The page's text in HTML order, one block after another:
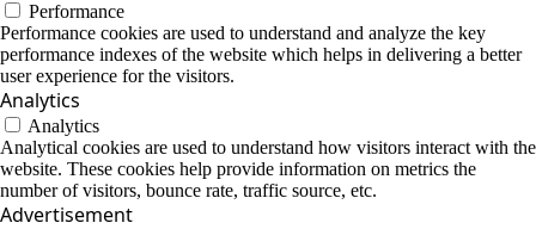
Performance
Performance cookies are used to understand and analyze the key
performance indexes of the website which helps in delivering a better
user experience for the visitors.
Analytics
Analytics
Analytical cookies are used to understand how visitors interact with the
website. These cookies help provide information on metrics the
number of visitors, bounce rate, traffic source, etc.
Advertisement